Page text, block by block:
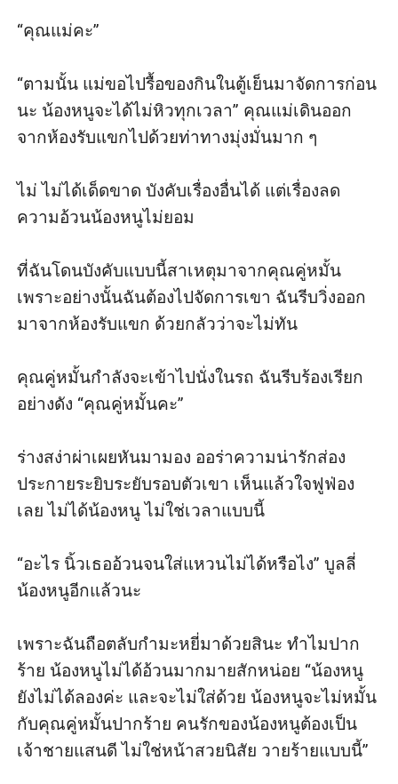
“คุณแม่คะ”
“ตามนั้น แม่ขอไปรื้อของกินในตู้เย็นมาจัดการก่อน
นะ น้องหนูจะได้ไม่หิวทุกเวลา” คุณแม่เดินออก
จากห้องรับแขกไปด้วยท่าทางมุ่งมั่นมาก ๆ
ไม่ ไม่ได้เด็ดขาด บังคับเรื่องอื่นได้ แต่เรื่องลด
ความอ้วนน้องหนูไม่ยอม
ที่ฉันโดนบังคับแบบนี้สาเหตุมาจากคุณคู่หมั้น
เพราะอย่างนั้นฉันต้องไปจัดการเขา ฉันรีบวิ่งออก
มาจากห้องรับแขก ด้วยกลัวว่าจะไม่ทัน
คุณคู่หมั้นกำลังจะเข้าไปนั่งในรถ ฉันรีบร้องเรียก
อย่างดัง “คุณคู่หมั้นคะ”
ร่างสง่าผ่าเผยหันมามอง ออร่าความน่ารักส่อง
ประกายระยิบระยับรอบตัวเขา เห็นแล้วใจฟูฟ่อง
เลย ไม่ได้น้องหนู ไม่ใช่เวลาแบบนี้
“อะไร นิ้วเธออ้วนจนใส่แหวนไม่ได้หรือไง” บูลลี่
น้องหนูอีกแล้วนะ
เพราะฉันถือตลับกำมะหยี่มาด้วยสินะ ทำไมปาก
ร้าย น้องหนูไม่ได้อ้วนมากมายสักหน่อย “น้องหนู
ยังไม่ได้ลองค่ะ และจะไม่ใส่ด้วย น้องหนูจะไม่หมั้น
กับคุณคู่หมั้นปากร้าย คนรักของน้องหนูต้องเป็น
เจ้าชายแสนดี ไม่ใช่หน้าสวยนิสัย วายร้ายแบบนี้”